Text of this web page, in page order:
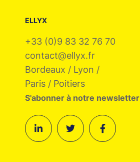
ELLYX
+33 (0)9 83 32 76 70
contact@ellyx.fr
Bordeaux / Lyon /
Paris / Poitiers
S'abonner à notre newsletter